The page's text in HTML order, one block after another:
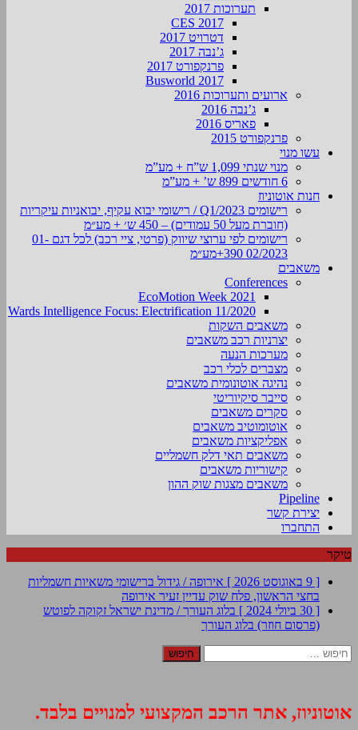
תערוכות 2017
CES 2017
דטרויט 2017
ג’נבה 2017
פרנקפורט 2017
Busworld 2017
ארועים ותערוכות 2016
ג’נבה 2016
פאריס 2016
פרנקפורט 2015
עשו מנוי
מנוי שנתי 1,099 ש”ח + מע”מ
6 חודשים 899 ש’ + מע”מ
חנות אוטוניוז
רישומים Q1/2023 / רישומי יבוא עקיף, יבואניות עיקריות
(חוברת מעל 50 עמודים) – 450 ש׳ + מע״מ
רישומים לפי ערוצי שיווק (פרטי, ציי רכב) לכל דגם 01-
02/2023 390+מע״מ
משאבים
Conferences
EcoMotion Week 2021
Wards Intelligence Focus: Electrification 11/2020
משאבים השקות
יצרניות רכב משאבים
מערכות הנעה
מצברים לכלי רכב
נהיגה אוטונומית משאבים
סייבר סיקיוריטי
סקרים משאבים
אוטומוטיב משאבים
אפליקציות משאבים
משאבים תאי דלק חשמליים
קישוריות משאבים
משאבים מצגות שוק ההון
Pipeline
יצירת קשר
התחברו
טיקר
[ 9 באוגוסט 2026 ]
אירופה / גידול ברישומי משאיות חשמליות
בחצי הראשון, פלח שוק עדיין זעיר אירופה
[ 30 ביולי 2024 ]
בלוג העורך / מדינת ישראל זקוקה לפוטש
(פרסום חוזר) בלוג העורך
חיפוש:
אוטוניוז, אתר הרכב המקצועי למנויים בלבד.